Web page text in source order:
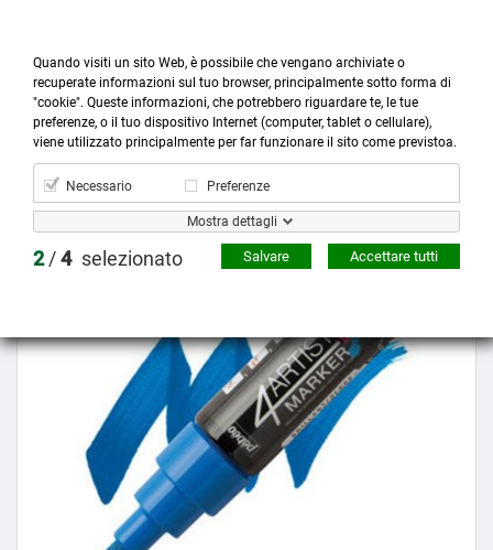

Prodotti

Account

Cerca
more_horiz
Menù
shopping_cart
Prezzo scontato
Quando visiti un sito Web, è possibile che vengano archiviate o
recuperate informazioni sul tuo browser, principalmente sotto forma di
"cookie". Queste informazioni, che potrebbero riguardare te, le tue
preferenze, o il tuo dispositivo Internet (computer, tablet o cellulare),
viene utilizzato principalmente per far funzionare il sito come previstoa.
Necessario Preferenze
Mostra dettagli
2/4 selezionato Accettare tutti
Salvare